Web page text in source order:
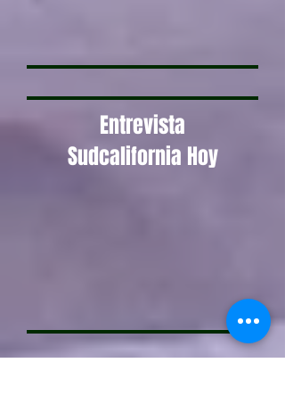
Entrevista
Sudcalifornia Hoy